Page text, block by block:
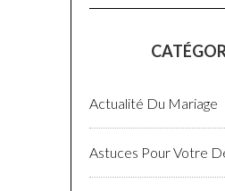
Actualité Du Mariage
Astuces Pour Votre